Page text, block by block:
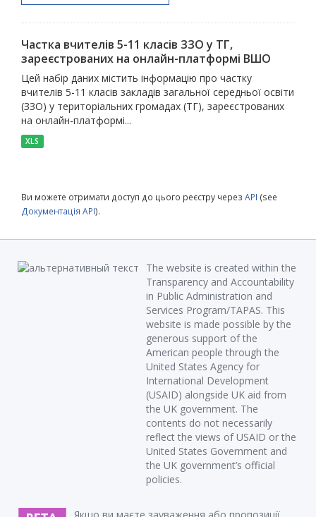
Частка вчителів 5-11 класів ЗЗО у ТГ,
зареєстрованих на онлайн-платформі ВШО
Цей набір даних містить інформацію про частку
вчителів 5-11 класів закладів загальної середньої освіти
(ЗЗО) у територіальних громадах (ТГ), зареєстрованих
на онлайн-платформі...
XLS
Ви можете отримати доступ до цього реєстру через API (see
Документація API).
The website is created within the
Transparency and Accountability
in Public Administration and
Services Program/TAPAS. This
website is made possible by the
generous support of the
American people through the
United States Agency for
International Development
(USAID) alongside UK aid from
the UK government. The
contents do not necessarily
reflect the views of USAID or the
United States Government and
the UK government’s official
policies.